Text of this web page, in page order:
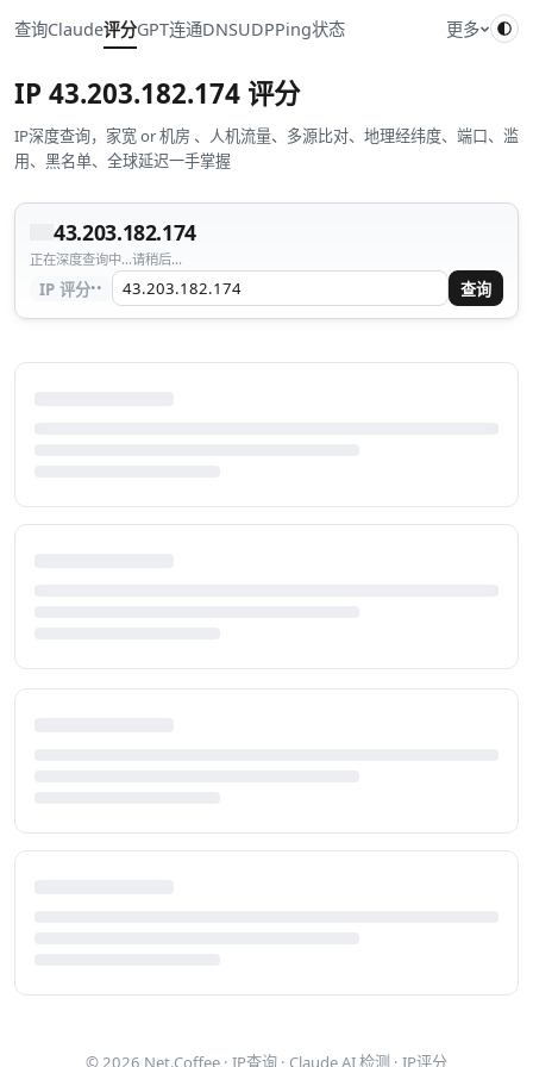
查询Claude评分GPT连通DNSUDPPing状态 更多
IP 43.203.182.174 评分
IP深度查询，家宽 or 机房 、人机流量、多源比对、地理经纬度、端口、滥
用、黑名单、全球延迟一手掌握
43.203.182.174
正在深度查询中...请稍后...
IP 评分·· 查询
© 2026 Net.Coffee · IP查询 · Claude AI 检测 · IP评分